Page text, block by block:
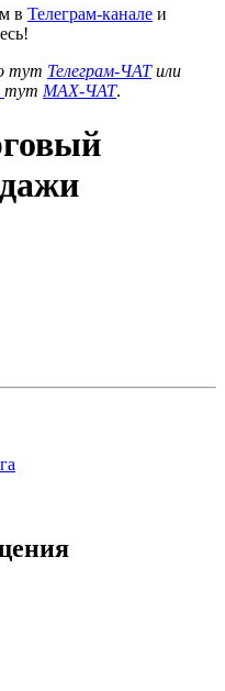
в Телеграм-канале и
тут Телеграм-ЧАТили
тут MAX-ЧАТ.